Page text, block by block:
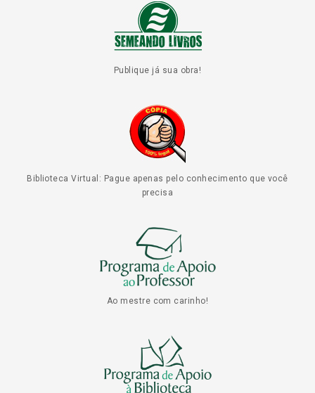
Publique já sua obra!
Biblioteca Virtual: Pague apenas pelo conhecimento que você
precisa
Ao mestre com carinho!